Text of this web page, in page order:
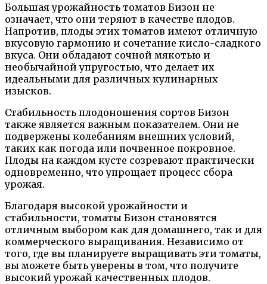
Большая урожайность томатов Бизон не
означает, что они теряют в качестве плодов.
Напротив, плоды этих томатов имеют отличную
вкусовую гармонию и сочетание кисло-сладкого
вкуса. Они обладают сочной мякотью и
необычайной упругостью, что делает их
идеальными для различных кулинарных
изысков.
Стабильность плодоношения сортов Бизон
также является важным показателем. Они не
подвержены колебаниям внешних условий,
таких как погода или почвенное покровное.
Плоды на каждом кусте созревают практически
одновременно, что упрощает процесс сбора
урожая.
Благодаря высокой урожайности и
стабильности, томаты Бизон становятся
отличным выбором как для домашнего, так и для
коммерческого выращивания. Независимо от
того, где вы планируете выращивать эти томаты,
вы можете быть уверены в том, что получите
высокий урожай качественных плодов.